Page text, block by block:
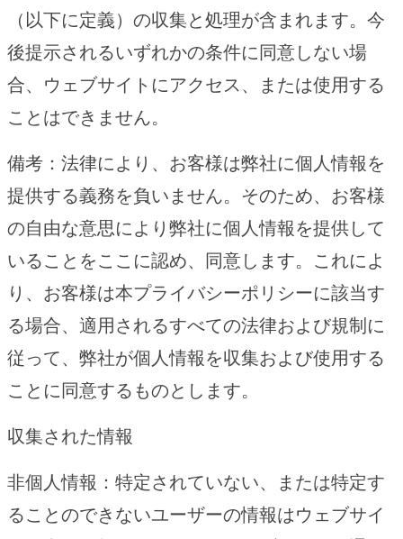
（以下に定義）の収集と処理が含まれます。今
後提示されるいずれかの条件に同意しない場
合、ウェブサイトにアクセス、または使用する
ことはできません。
備考：法律により、お客様は弊社に個人情報を
提供する義務を負いません。そのため、お客様
の自由な意思により弊社に個人情報を提供して
いることをここに認め、同意します。これによ
り、お客様は本プライバシーポリシーに該当す
る場合、適用されるすべての法律および規制に
従って、弊社が個人情報を収集および使用する
ことに同意するものとします。
収集された情報
非個人情報：特定されていない、または特定す
ることのできないユーザーの情報はウェブサイ